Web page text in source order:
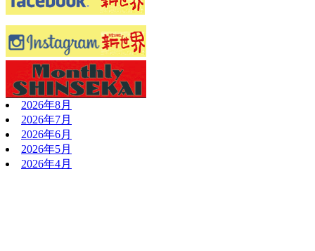
2026年8月
2026年7月
2026年6月
2026年5月
2026年4月